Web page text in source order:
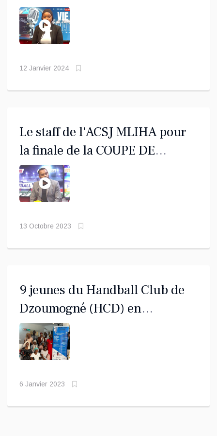
2024
12 Janvier 2024
Le staff de l'ACSJ MLIHA pour
la finale de la COUPE DE
FRANCE 2023
13 Octobre 2023
9 jeunes du Handball Club de
Dzoumogné (HCD) en
immersion à CHICONI FM
6 Janvier 2023